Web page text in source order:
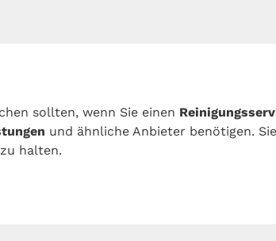
sollten, wenn Sie einen
und ähnliche Anbieter benötigen.
halten.